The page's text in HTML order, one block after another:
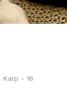
Karp - 16